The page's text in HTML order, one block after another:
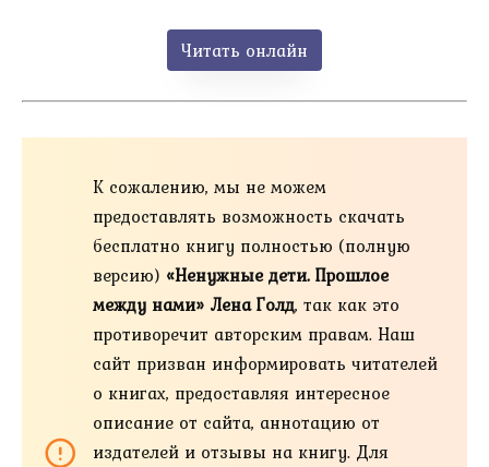
Читать онлайн
К сожалению, мы не можем
предоставлять возможность скачать
бесплатно книгу полностью (полную
версию) «Ненужные дети. Прошлое
между нами» Лена Голд, так как это
противоречит авторским правам. Наш
сайт призван информировать читателей
о книгах, предоставляя интересное
описание от сайта, аннотацию от
издателей и отзывы на книгу. Для